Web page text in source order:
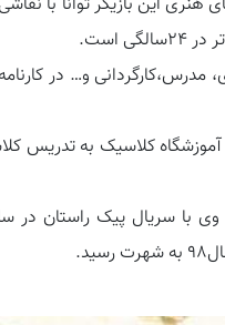
است.
مدرس،کارگردانی و… در
کلاسیک به تدریس